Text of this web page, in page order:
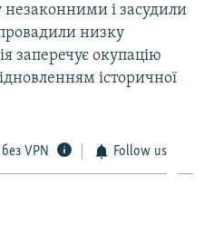
і засудили
низку
заперечує окупацію
історичної
VPN Follow us